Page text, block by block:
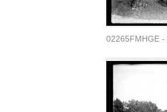
02265FMHGE -